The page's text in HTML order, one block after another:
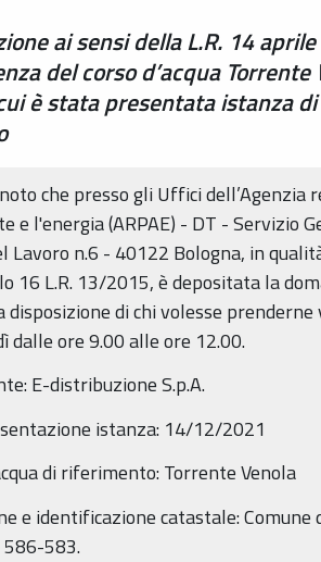
ai sensi della L.R. 14
del corso d’acqua
è stata presentata istanza
che presso gli Uffici dell’Agenzia
e l'energia (ARPAE) - DT - Servizio
Lavoro n.6 - 40122 Bologna, in
16 L.R. 13/2015, è depositata la
disposizione di chi volesse
dalle ore 9.00 alle ore 12.00.
E-distribuzione S.p.A.
istanza: 14/12/2021
di riferimento: Torrente Venola
e identificazione catastale:
583.